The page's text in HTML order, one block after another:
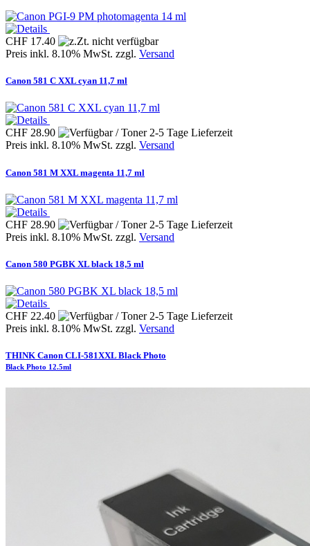
CHF 17.40
Preis inkl. 8.10% MwSt. zzgl. Versand
Canon 581 C XXL cyan 11,7 ml
CHF 28.90
Preis inkl. 8.10% MwSt. zzgl. Versand
Canon 581 M XXL magenta 11,7 ml
CHF 28.90
Preis inkl. 8.10% MwSt. zzgl. Versand
Canon 580 PGBK XL black 18,5 ml
CHF 22.40
Preis inkl. 8.10% MwSt. zzgl. Versand
THINK Canon CLI-581XXL Black Photo
Black Photo 12.5ml